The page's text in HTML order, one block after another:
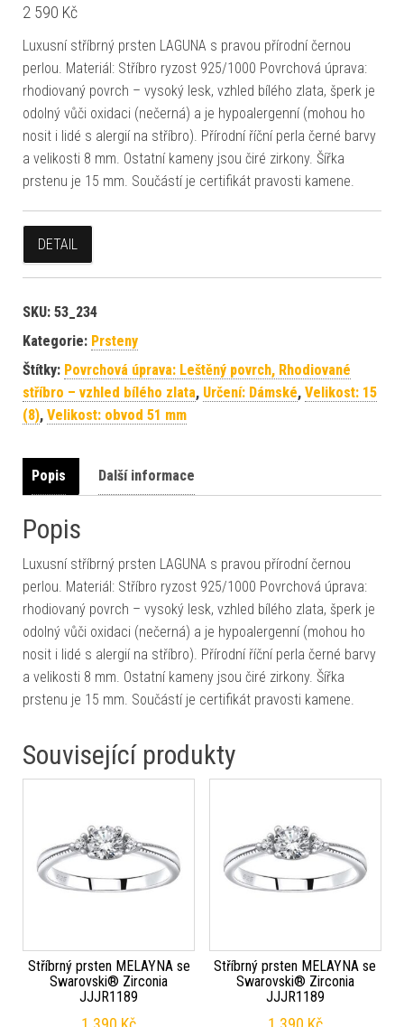
2 590 Kč
Luxusní stříbrný prsten LAGUNA s pravou přírodní černou
perlou. Materiál: Stříbro ryzost 925/1000 Povrchová úprava:
rhodiovaný povrch – vysoký lesk, vzhled bílého zlata, šperk je
odolný vůči oxidaci (nečerná) a je hypoalergenní (mohou ho
nosit i lidé s alergií na stříbro). Přírodní říční perla černé barvy
a velikosti 8 mm. Ostatní kameny jsou čiré zirkony. Šířka
prstenu je 15 mm. Součástí je certifikát pravosti kamene.
DETAIL
SKU: 53_234
Kategorie: Prsteny
Štítky: Povrchová úprava: Leštěný povrch, Rhodiované
stříbro – vzhled bílého zlata, Určení: Dámské, Velikost: 15
(8), Velikost: obvod 51 mm
Popis Další informace
Popis
Luxusní stříbrný prsten LAGUNA s pravou přírodní černou
perlou. Materiál: Stříbro ryzost 925/1000 Povrchová úprava:
rhodiovaný povrch – vysoký lesk, vzhled bílého zlata, šperk je
odolný vůči oxidaci (nečerná) a je hypoalergenní (mohou ho
nosit i lidé s alergií na stříbro). Přírodní říční perla černé barvy
a velikosti 8 mm. Ostatní kameny jsou čiré zirkony. Šířka
prstenu je 15 mm. Součástí je certifikát pravosti kamene.
Související produkty
Stříbrný prsten MELAYNA se
Swarovski® Zirconia
JJJR1189
Stříbrný prsten MELAYNA se
Swarovski® Zirconia
JJJR1189